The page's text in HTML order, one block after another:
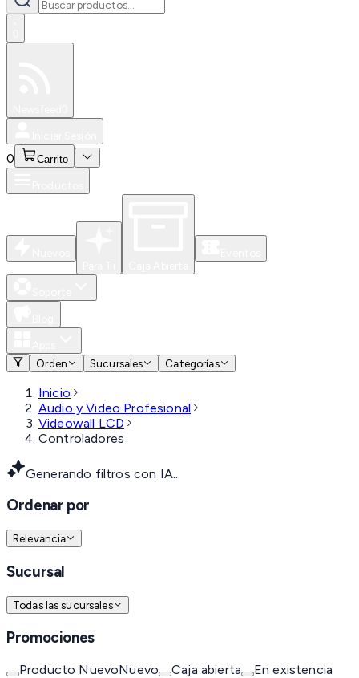
0 Carrito
Orden
Sucursales Categorías
Inicio
Audio y Video Profesional
Videowall LCD
Controladores
Generando filtros con IA...
Ordenar por
Relevancia
Sucursal
Todas las sucursales
Promociones
Producto NuevoNuevo Caja abierta En existencia